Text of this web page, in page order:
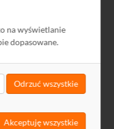
na wyświetlanie
dopasowane.
Odrzuć wszystkie
Akceptuję wszystkie